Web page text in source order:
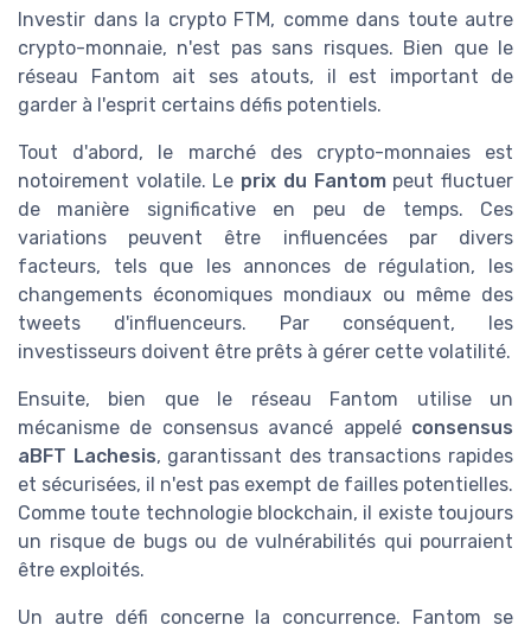
Investir dans la crypto FTM, comme dans toute autre
crypto-monnaie, n'est pas sans risques. Bien que le
réseau Fantom ait ses atouts, il est important de
garder à l'esprit certains défis potentiels.
Tout d'abord, le marché des crypto-monnaies est
notoirement volatile. Le prix du Fantompeut fluctuer
de manière significative en peu de temps. Ces
variations peuvent être influencées par divers
facteurs, tels que les annonces de régulation, les
changements économiques mondiaux ou même des
tweets d'influenceurs. Par conséquent, les
investisseurs doivent être prêts à gérer cette volatilité.
Ensuite, bien que le réseau Fantom utilise un
mécanisme de consensus avancé appelé consensus
aBFT Lachesis, garantissant des transactions rapides
et sécurisées, il n'est pas exempt de failles potentielles.
Comme toute technologie blockchain, il existe toujours
un risque de bugs ou de vulnérabilités qui pourraient
être exploités.
Un autre défi concerne la concurrence. Fantom se